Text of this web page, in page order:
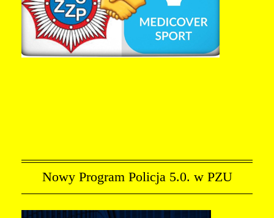
Nowy Program Policja 5.0. w PZU